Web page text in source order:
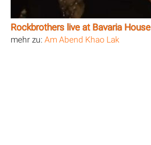
Rockbrothers live at Bavaria House
mehr zu:Am Abend Khao Lak